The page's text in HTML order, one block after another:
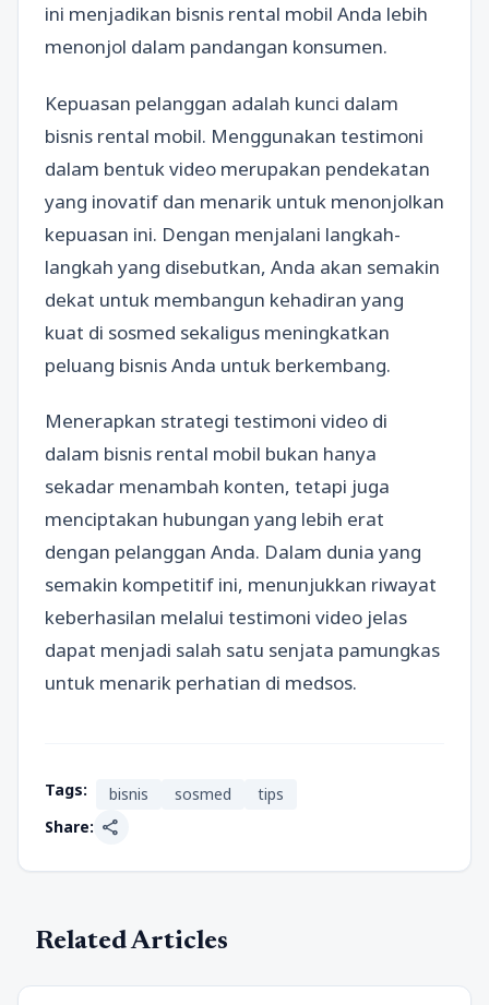
ini menjadikan bisnis rental mobil Anda lebih
menonjol dalam pandangan konsumen.
Kepuasan pelanggan adalah kunci dalam
bisnis rental mobil. Menggunakan testimoni
dalam bentuk video merupakan pendekatan
yang inovatif dan menarik untuk menonjolkan
kepuasan ini. Dengan menjalani langkah-
langkah yang disebutkan, Anda akan semakin
dekat untuk membangun kehadiran yang
kuat di sosmed sekaligus meningkatkan
peluang bisnis Anda untuk berkembang.
Menerapkan strategi testimoni video di
dalam bisnis rental mobil bukan hanya
sekadar menambah konten, tetapi juga
menciptakan hubungan yang lebih erat
dengan pelanggan Anda. Dalam dunia yang
semakin kompetitif ini, menunjukkan riwayat
keberhasilan melalui testimoni video jelas
dapat menjadi salah satu senjata pamungkas
untuk menarik perhatian di medsos.
Tags: bisnis sosmed
tips
Share: share
Related Articles